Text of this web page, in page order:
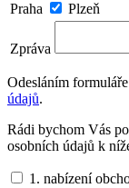
Praha
Plzeň
Zpráva
Odesláním
údajů.
Rádi bychom Vás
osobních údajů k
1. nabízení